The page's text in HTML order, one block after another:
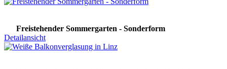
Freistehender Sommergarten - Sonderform
Detailansicht